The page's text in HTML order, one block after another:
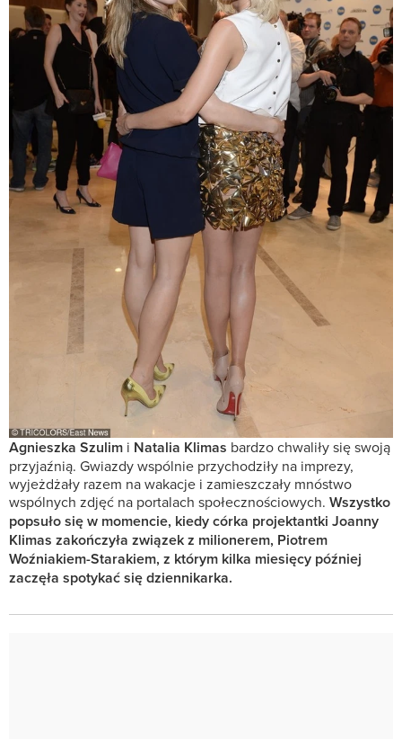
Agnieszka Szulim i Natalia Klimas bardzo chwaliły się swoją
przyjaźnią. Gwiazdy wspólnie przychodziły na imprezy,
wyjeżdżały razem na wakacje i zamieszczały mnóstwo
wspólnych zdjęć na portalach społecznościowych. Wszystko
popsuło się w momencie, kiedy córka projektantki Joanny
Klimas zakończyła związek z milionerem, Piotrem
Woźniakiem-Starakiem, z którym kilka miesięcy później
zaczęła spotykać się dziennikarka.